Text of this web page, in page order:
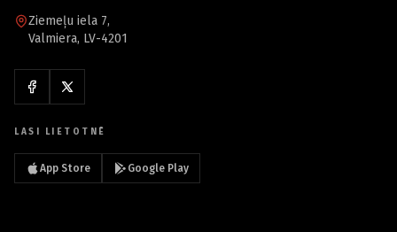
Ziemeļu iela 7,
Valmiera, LV-4201
LASI LIETOTNĒ
App Store Google Play